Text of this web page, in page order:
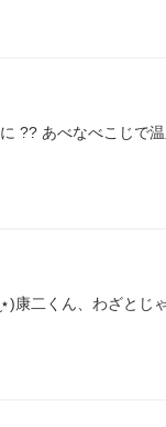
?? あべなべこじで
康二くん、わざとじ